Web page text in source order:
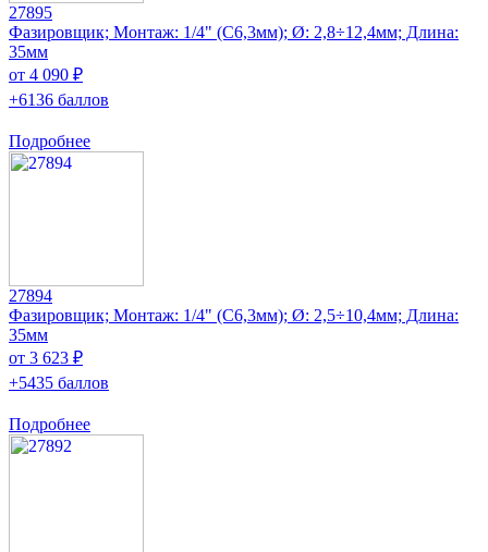
27895
Фазировщик; Монтаж: 1/4" (C6,3мм); Ø: 2,8÷12,4мм; Длина:
35мм
от 4 090 ₽
+6136 баллов
Подробнее
27894
Фазировщик; Монтаж: 1/4" (C6,3мм); Ø: 2,5÷10,4мм; Длина:
35мм
от 3 623 ₽
+5435 баллов
Подробнее